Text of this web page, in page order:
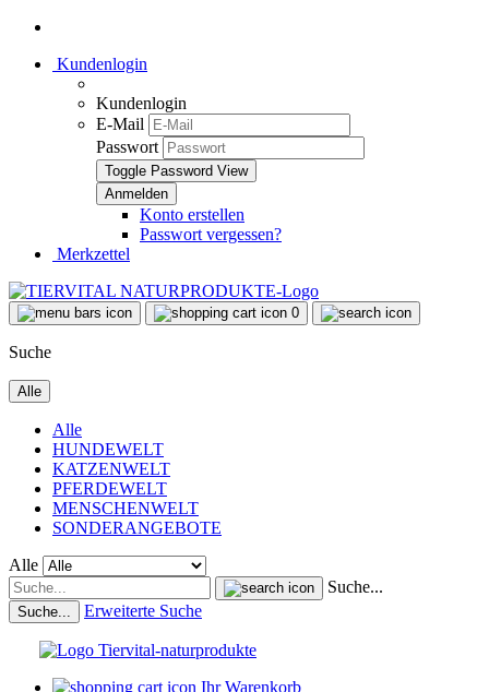
Kundenlogin
Kundenlogin
E-Mail
Passwort
Toggle Password View
Konto erstellen
Passwort vergessen?
Merkzettel
0
Suche
Alle
Alle
HUNDEWELT
KATZENWELT
PFERDEWELT
MENSCHENWELT
SONDERANGEBOTE
Alle
Suche...
Suche... Erweiterte Suche
Ihr Warenkorb